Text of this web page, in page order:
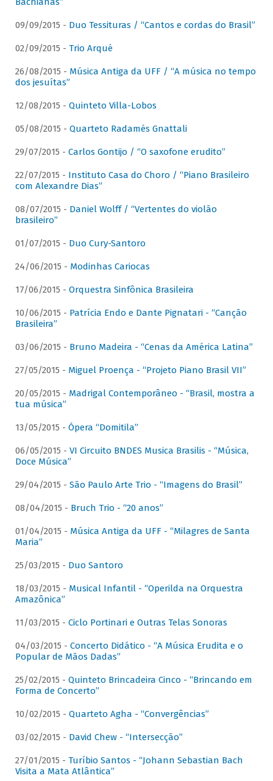
09/09/2015 - Duo Tessituras / “Cantos e cordas do Brasil”
02/09/2015 - Trio Arqué
26/08/2015 - Música Antiga da UFF / “A música no tempo
dos jesuítas”
12/08/2015 - Quinteto Villa-Lobos
05/08/2015 - Quarteto Radamés Gnattali
29/07/2015 - Carlos Gontijo / “O saxofone erudito”
22/07/2015 - Instituto Casa do Choro / “Piano Brasileiro
com Alexandre Dias”
08/07/2015 - Daniel Wolff / “Vertentes do violão
brasileiro”
01/07/2015 - Duo Cury-Santoro
24/06/2015 - Modinhas Cariocas
17/06/2015 - Orquestra Sinfônica Brasileira
10/06/2015 - Patrícia Endo e Dante Pignatari - “Canção
Brasileira”
03/06/2015 - Bruno Madeira - “Cenas da América Latina”
27/05/2015 - Miguel Proença - “Projeto Piano Brasil VII”
20/05/2015 - Madrigal Contemporâneo - “Brasil, mostra a
tua música”
13/05/2015 - Ópera “Domitila”
06/05/2015 - VI Circuito BNDES Musica Brasilis - “Música,
Doce Música”
29/04/2015 - São Paulo Arte Trio - “Imagens do Brasil”
08/04/2015 - Bruch Trio - “20 anos”
01/04/2015 - Música Antiga da UFF - “Milagres de Santa
Maria”
25/03/2015 - Duo Santoro
18/03/2015 - Musical Infantil - “Operilda na Orquestra
Amazônica”
11/03/2015 - Ciclo Portinari e Outras Telas Sonoras
04/03/2015 - Concerto Didático - “A Música Erudita e o
Popular de Mãos Dadas”
25/02/2015 - Quinteto Brincadeira Cinco - “Brincando em
Forma de Concerto”
10/02/2015 - Quarteto Agha - “Convergências”
03/02/2015 - David Chew - “Intersecção”
27/01/2015 - Turíbio Santos - “Johann Sebastian Bach
Visita a Mata Atlântica”